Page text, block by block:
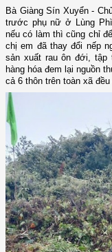
Bà Giàng Sín Xuyển -
trước phụ nữ ở Lùng
nếu có làm thì cũng chỉ
chị em đã thay đổi nếp
sản xuất rau ôn đới, tập
hàng hóa đem lại nguồn
cả 6 thôn trên toàn xã